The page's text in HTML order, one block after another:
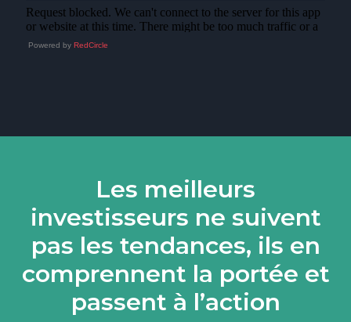
Powered by RedCircle
Les meilleurs
investisseurs ne suivent
pas les tendances, ils en
comprennent la portée et
passent à l’action